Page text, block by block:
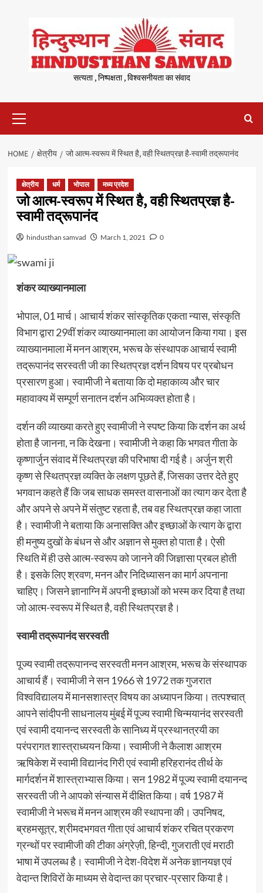
content
सत्यता , निष्पक्षता , विश्वसनीयता का संवाद
Menu
HOME क्षेत्रीय जो आत्म-स्वरूप में स्थित है, वही स्थितप्रज्ञ है-स्वामी तद्रूपानंद
क्षेत्रीय धर्म भोपाल मध्य प्रदेश
जो आत्म-स्वरूप में स्थित है, वही स्थितप्रज्ञ है-
स्वामी तद्रूपानंद
hindusthan samvad March 1, 2021 0
शंकर व्याख्यानमाला
भोपाल, 01 मार्च। आचार्य शंकर सांस्कृतिक एकता न्यास, संस्कृति
विभाग द्वारा 29वीं शंकर व्याख्यानमाला का आयोजन किया गया। इस
व्याख्यानमाला में मनन आश्रम, भरूच के संस्थापक आचार्य स्वामी
तद्रूपानंद सरस्वती जी का स्थितप्रज्ञ दर्शन विषय पर प्रबोधन
प्रसारण हुआ। स्वामीजी ने बताया कि दो महाकाव्य और चार
महावाक्य में सम्पूर्ण सनातन दर्शन अभिव्यक्त होता है।
दर्शन की व्याख्या करते हुए स्वामीजी ने स्पष्ट किया कि दर्शन का अर्थ
होता है जानना, न कि देखना। स्वामीजी ने कहा कि भगवत गीता के
कृष्णार्जुन संवाद में स्थितप्रज्ञ की परिभाषा दी गई है। अर्जुन श्री
कृष्ण से स्थितप्रज्ञ व्यक्ति के लक्षण पूछते हैं, जिसका उत्तर देते हुए
भगवान कहते हैं कि जब साधक समस्त वासनाओं का त्याग कर देता है
और अपने से अपने में संतुष्ट रहता है, तब वह स्थितप्रज्ञ कहा जाता
है। स्वामीजी ने बताया कि अनासक्ति और इच्छाओं के त्याग के द्वारा
ही मनुष्य दुखों के बंधन से और अज्ञान से मुक्त हो पाता है। ऐसी
स्थिति में ही उसे आत्म-स्वरूप को जानने की जिज्ञासा प्रबल होती
है। इसके लिए श्रवण, मनन और निदिध्यासन का मार्ग अपनाना
चाहिए। जिसने ज्ञानाग्नि में अपनी इच्छाओं को भस्म कर दिया है तथा
जो आत्म-स्वरूप में स्थित है, वही स्थितप्रज्ञ है।
स्वामी तद्रूपानंद सरस्वती
पूज्य स्वामी तद्रूपानन्द सरस्वती मनन आश्रम, भरूच के संस्थापक
आचार्य हैं। स्वामीजी ने सन 1966 से 1972 तक गुजरात
विश्वविद्यालय में मानसशास्त्र विषय का अध्यापन किया। तत्पश्चात्
आपने सांदीपनी साधनालय मुंबई में पूज्य स्वामी चिन्मयानंद सरस्वती
एवं स्वामी दयानन्द सरस्वती के सानिध्य में प्रस्थानत्रयी का
परंपरागत शास्त्राध्ययन किया। स्वामीजी ने कैलाश आश्रम
ऋषिकेश में स्वामी विद्यानंद गिरी एवं स्वामी हरिहरानंद तीर्थ के
मार्गदर्शन में शास्त्राभ्यास किया। सन 1982 में पूज्य स्वामी दयानन्द
सरस्वती जी ने आपको संन्यास में दीक्षित किया। वर्ष 1987 में
स्वामीजी ने भरूच में मनन आश्रम की स्थापना की। उपनिषद,
ब्रहमसूत्र, श्रीमदभगवत गीता एवं आचार्य शंकर रचित प्रकरण
ग्रन्थों पर स्वामीजी की टीका अंग्रेज़ी, हिन्दी, गुजराती एवं मराठी
भाषा में उपलब्ध है। स्वामीजी ने देश-विदेश में अनेक ज्ञानयज्ञ एवं
वेदान्त शिविरों के माध्यम से वेदान्त का प्रचार-प्रसार किया है।